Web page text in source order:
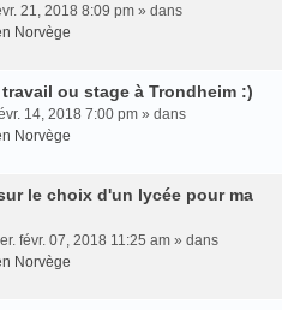
21, 2018 8:09 pm » dans
Norvège
ou stage à Trondheim :)
14, 2018 7:00 pm » dans
Norvège
le choix d'un lycée pour ma
févr. 07, 2018 11:25 am » dans
Norvège